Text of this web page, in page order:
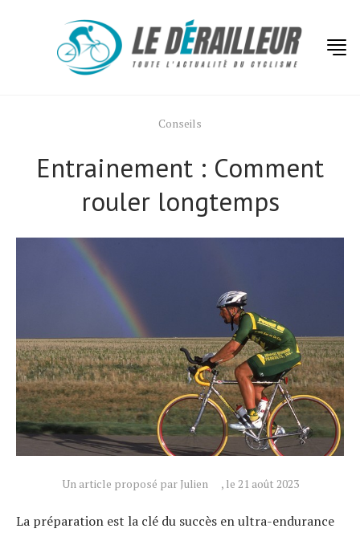
Conseils
Entrainement : Comment
rouler longtemps
Un article proposé par Julien , le 21 août 2023
La préparation est la clé du succès en ultra-endurance